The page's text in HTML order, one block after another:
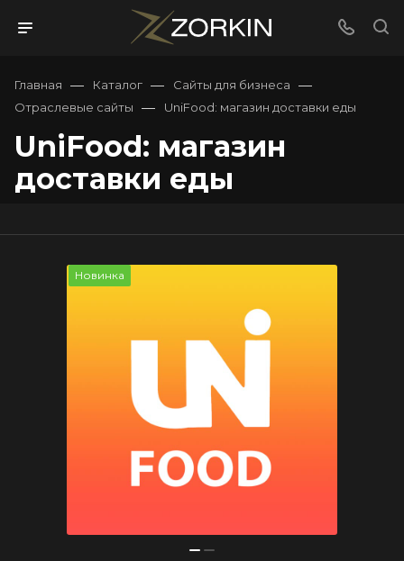
Главная — Каталог — Сайты для бизнеса —
Отраслевые сайты — UniFood: магазин доставки еды
UniFood: магазин
доставки еды
Новинка